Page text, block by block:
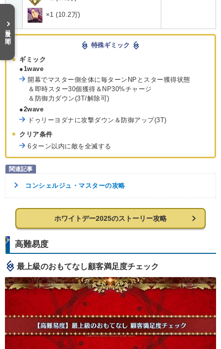
×1 (10.2万)
特殊ギミック
ギミック
●1wave
開幕でマスター側全体に毎ターンNPとスター獲得状態
＆即時スター30個獲得＆NP30%チャージ
＆防御力ダウン(3T/解除可)
●2wave
ドゥリーヨダナに攻撃ダウン＆防御アップ(3T)
クリア条件
6ターン以内に敵を全滅する
コンシェルジュ・マスターの攻略
ホワイトデー2025のストーリー攻略
高難易度
最上級のおもてなし顧客満足度チェック
目次を開く